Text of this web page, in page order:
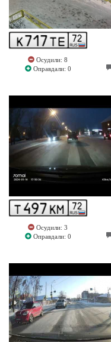
Осудили: 8
Оправдали: 0
Осудили: 3
Оправдали: 0